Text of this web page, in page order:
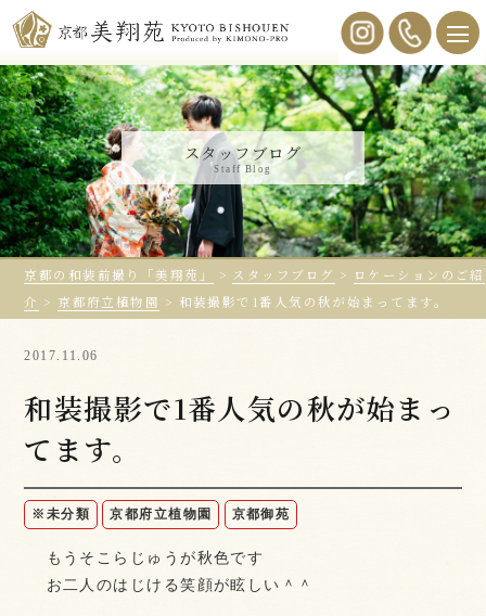
スタッフブログ
Staff Blog
京都の和装前撮り「美翔苑」 > スタッフブログ > ロケーションのご紹
介 > 京都府立植物園 > 和装撮影で1番人気の秋が始まってます。
2017.11.06
和装撮影で1番人気の秋が始まっ
てます。
※未分類 京都府立植物園 京都御苑
もうそこらじゅうが秋色です
お二人のはじける笑顔が眩しい＾＾